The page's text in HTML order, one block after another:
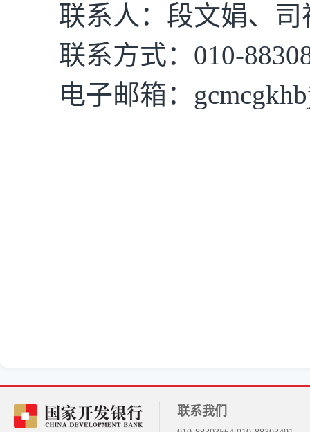
联系人：段文娟、
联系方式：010-
电子邮箱：
联系我们